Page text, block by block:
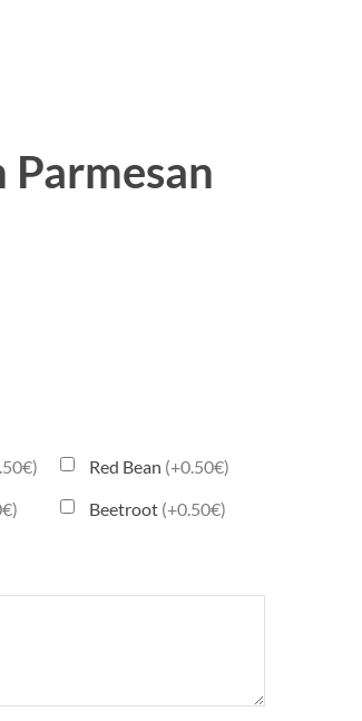
Red Bean (+0.50€)
Beetroot (+0.50€)